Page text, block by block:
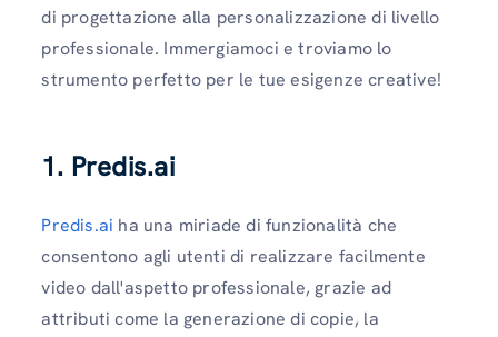
di progettazione alla personalizzazione di livello
professionale. Immergiamoci e troviamo lo
strumento perfetto per le tue esigenze creative!
1. Predis.ai
Predis.ai ha una miriade di funzionalità che
consentono agli utenti di realizzare facilmente
video dall'aspetto professionale, grazie ad
attributi come la generazione di copie, la